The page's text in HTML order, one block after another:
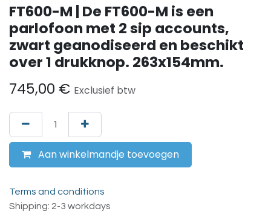
FT600-M | De FT600-M is een
parlofoon met 2 sip accounts,
zwart geanodiseerd en beschikt
over 1 drukknop. 263x154mm.
745,00 € Exclusief btw
Aan winkelmandje toevoegen
Terms and conditions
Shipping: 2-3 workdays